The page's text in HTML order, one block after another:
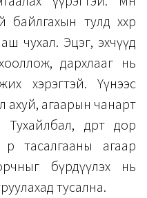
тулд хөхөөр
чухал. Эцэг, эхчүүд
хооллож, дархлааг нь
хэрэгтэй. Үүнээс
ахуй, агаарын чанарт
өдөрт дор
тасалгааны агаар
бүрдүүлэх нь
тусална.